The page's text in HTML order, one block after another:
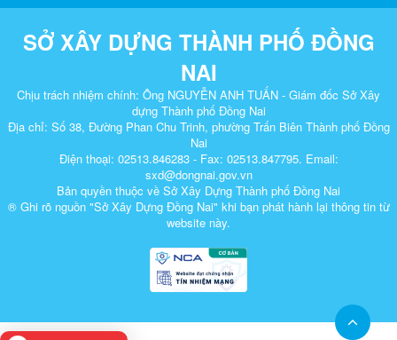
SỞ XÂY DỰNG THÀNH PHỐ ĐỒNG
NAI
Chịu trách nhiệm chính: Ông NGUYỄN ANH TUẤN - Giám đốc Sở Xây
dựng Thành phố Đồng Nai
Địa chỉ: Số 38, Đường Phan Chu Trinh, phường Trấn Biên Thành phố Đồng
Nai
Điện thoại: 02513.846283 - Fax: 02513.847795. Email:
sxd@dongnai.gov.vn
Bản quyền thuộc về Sở Xây Dựng Thành phố Đồng Nai
® Ghi rõ nguồn "Sở Xây Dựng Đồng Nai" khi bạn phát hành lại thông tin từ
website này.​